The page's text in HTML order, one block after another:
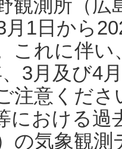
観測所（
月1日から
これに伴い
3月及び4
注意くだ
における過
の気象観